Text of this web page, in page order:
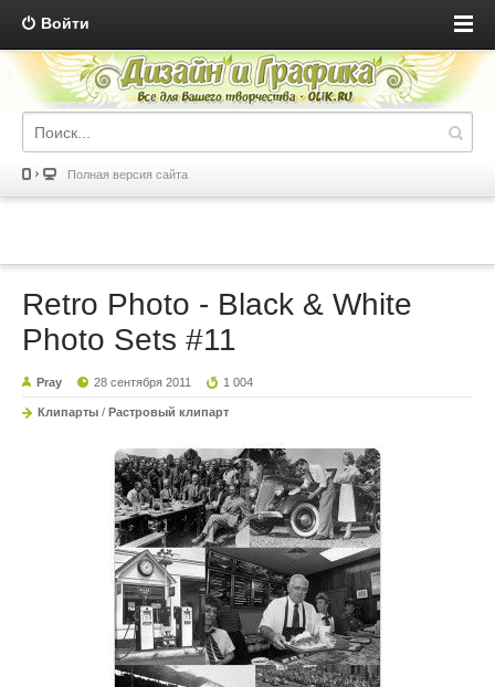
Войти
Полная версия сайта
Retro Photo - Black & White
Photo Sets #11
Pray 28 сентября 2011 1 004
Клипарты / Растровый клипарт